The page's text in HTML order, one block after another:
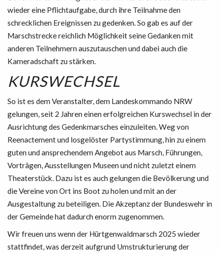
wieder eine Pflichtaufgabe, durch ihre Teilnahme den
schrecklichen Ereignissen zu gedenken. So gab es auf der
Marschstrecke reichlich Möglichkeit seine Gedanken mit
anderen Teilnehmern auszutauschen und dabei auch die
Kameradschaft zu stärken.
KURSWECHSEL
So ist es dem Veranstalter, dem Landeskommando NRW
gelungen, seit 2 Jahren einen erfolgreichen Kurswechsel in der
Ausrichtung des Gedenkmarsches einzuleiten. Weg von
Reenactement und losgelöster Partystimmung, hin zu einem
guten und ansprechendem Angebot aus Marsch, Führungen,
Vorträgen, Ausstellungen Museen und nicht zuletzt einem
Theaterstück. Dazu ist es auch gelungen die Bevölkerung und
die Vereine von Ort ins Boot zu holen und mit an der
Ausgestaltung zu beteiligen. Die Akzeptanz der Bundeswehr in
der Gemeinde hat dadurch enorm zugenommen.
Wir freuen uns wenn der Hürtgenwaldmarsch 2025 wieder
stattfindet, was derzeit aufgrund Umstrukturierung der